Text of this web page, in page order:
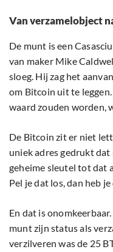
Van verzamelobject
De munt is een
van maker Mike
sloeg. Hij zag het
om Bitcoin uit te
waard zouden worden,
De Bitcoin zit er niet
uniek adres gedrukt
geheime sleutel tot dat
Pel je dat los, dan heb
En dat is
munt zijn status als
verzilveren was de 25